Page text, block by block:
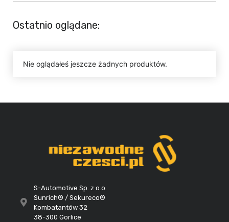
Ostatnio oglądane:
Nie oglądałeś jeszcze żadnych produktów.
S-Automotive Sp. z o.o.
Sunrich® / Sekureco®
Kombatantów 32
38-300 Gorlice